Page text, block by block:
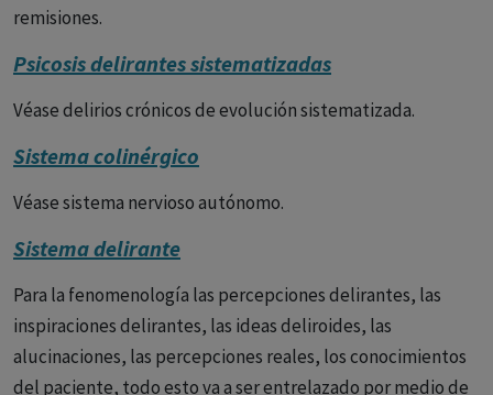
remisiones.
Psicosis delirantes sistematizadas
Véase delirios crónicos de evolución sistematizada.
Sistema colinérgico
Véase sistema nervioso autónomo.
Sistema delirante
Para la fenomenología las percepciones delirantes, las
inspiraciones delirantes, las ideas deliroides, las
alucinaciones, las percepciones reales, los conocimientos
del paciente, todo esto va a ser entrelazado por medio de